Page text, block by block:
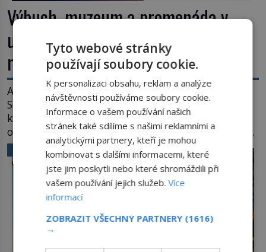
Výbuch, muzeum a promenáda v
ulicích. Pět osudů nejslavnějších
raketoplánů
Ani zima nezkazí přítomným slavnostní okamžik.
Se slunečními brýlemi hledí na startující raketu,
která má do vesmíru vynést kromě posádky také
obyčejnou učitelku. Po několika sekundách všem
ztuhnou úsměvy, stroj totiž exploduje. Jejich
konstrukce není z levného kraje, daňové
poplatníky stojí miliardy dolarů. Na druhou stranu
zvládnou jen představitelné věci. Na malé kousky
Název: Columbia První […]
VĚDA A TECHNIKA
Tyto webové stránky
používají soubory cookie.
K personalizaci obsahu, reklam a analýze
návštěvnosti používáme soubory cookie.
Informace o vašem používání našich
stránek také sdílíme s našimi reklamními a
analytickými partnery, kteří je mohou
kombinovat s dalšími informacemi, které
jste jim poskytli nebo které shromáždili při
vašem používání jejich služeb.Více
informací
ZOBRAZIT VŠECHNY PARTNERY (1616)
→